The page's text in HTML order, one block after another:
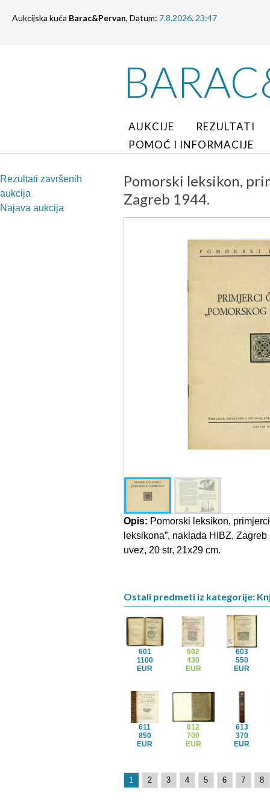
Aukcijska kuća Barac&Pervan, Datum: 7.8.2026. 23:47
AUKCIJE
REZULTATI
POMOĆ I INFORMACIJE
Rezultati završenih
aukcija
Najava aukcija
Pomorski leksikon,
Zagreb 1944.
Opis: Pomorski leksikon,
leksikona”, naklada HIBZ,
uvez, 20 str, 21x29 cm.
Ostali predmeti iz kategorije:
601
1100
EUR
602
430
EUR
603
550
EUR
611
850
EUR
612
700
EUR
613
370
EUR
1 2 3 4 5 6 7 8